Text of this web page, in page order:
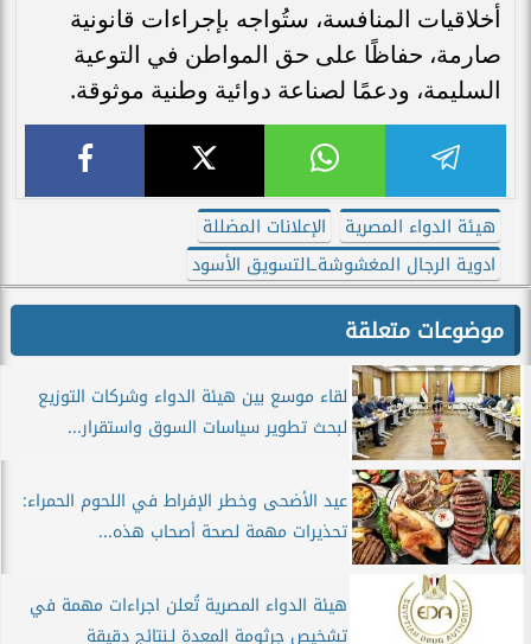
أخلاقيات المنافسة، ستُواجه بإجراءات قانونية
صارمة، حفاظًا على حق المواطن في التوعية
السليمة، ودعمًا لصناعة دوائية وطنية موثوقة.
هيئة الدواء المصرية
الإعلانات المضللة
ادوية الرجال المغشوشةـالتسويق الأسود
موضوعات متعلقة
لقاء موسع بين هيئة الدواء وشركات التوزيع
لبحث تطوير سياسات السوق واستقرار...
عيد الأضحى وخطر الإفراط في اللحوم الحمراء:
تحذيرات مهمة لصحة أصحاب هذه...
هيئة الدواء المصرية تُعلن اجراءات مهمة في
تشخيص جرثومة المعدة لـنتائج دقيقة